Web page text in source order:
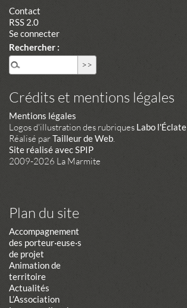
Contact
RSS 2.0
Se connecter
Rechercher :
Crédits et mentions légales
Mentions légales
Logos d'illustration des rubriques Labo l'Éclate
Réalisé parTailleur de Web.
Site réalisé avec SPIP
2009-2026 La Marmite
Plan du site
Accompagnement
des porteur·euse·s
de projet
Animation de
territoire
Actualités
L’Association